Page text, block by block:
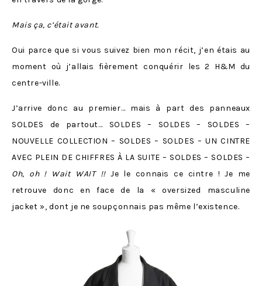
Mais ça, c’était avant.
Oui parce que si vous suivez bien mon récit, j’en étais au
moment où j’allais fièrement conquérir les 2 H&M du
centre-ville.
J’arrive donc au premier… mais à part des panneaux
SOLDES de partout… SOLDES – SOLDES – SOLDES –
NOUVELLE COLLECTION – SOLDES – SOLDES – UN CINTRE
AVEC PLEIN DE CHIFFRES À LA SUITE – SOLDES – SOLDES –
Oh, oh ! Wait WAIT !!Je le connais ce cintre ! Je me
retrouve donc en face de la « oversized masculine
jacket », dont je ne soupçonnais pas même l’existence.